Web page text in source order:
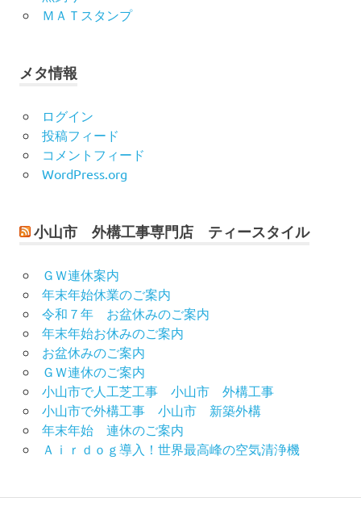
ＭＡＴスタンプ
メタ情報
ログイン
投稿フィード
コメントフィード
WordPress.org
小山市 外構工事専門店 ティースタイル
ＧＷ連休案内
年末年始休業のご案内
令和７年 お盆休みのご案内
年末年始お休みのご案内
お盆休みのご案内
ＧＷ連休のご案内
小山市で人工芝工事 小山市 外構工事
小山市で外構工事 小山市 新築外構
年末年始 連休のご案内
Ａｉｒｄｏｇ導入！世界最高峰の空気清浄機